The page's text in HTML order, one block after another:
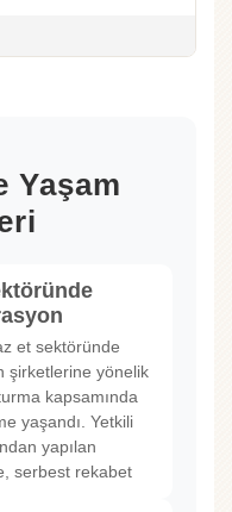
Yaşam
et sektöründe
şirketlerine yönelik
kapsamında
yaşandı. Yetkili
yapılan
serbest rekabet